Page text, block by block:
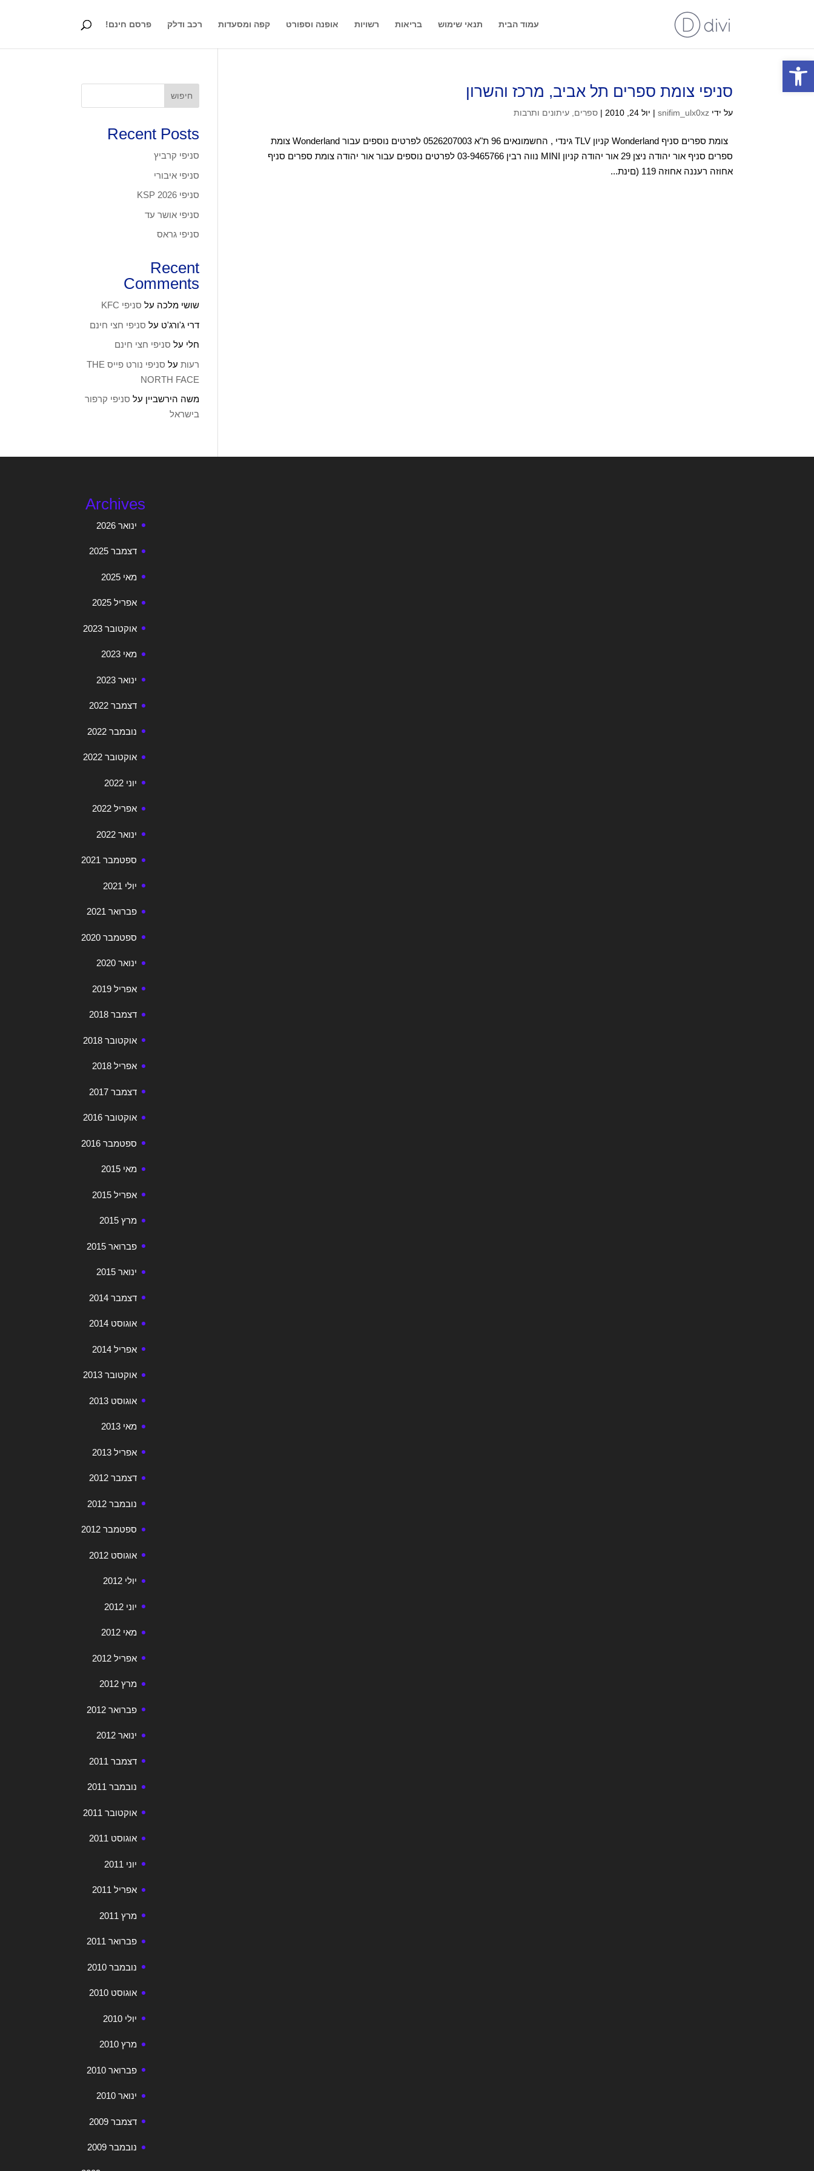
עמוד הבית תנאי שימוש בריאות רשויות אופנה וספורט קפה ומסעדות רכב ודלק פרסם חינם!
סניפי צומת ספרים תל אביב, מרכז והשרון
על ידיsnifim_ulx0xz
| יול 24, 2010 |ספרים, עיתונים ותרבות
צומת ספרים סניף Wonderland קניון TLV גינדי , החשמונאים 96 ת"א 0526207003 לפרטים נוספים עבור Wonderland צומת
ספרים סניף אור יהודה ניצן 29 אור יהודה קניון MINI נווה רבין 03-9465766 לפרטים נוספים עבור אור יהודה צומת ספרים סניף
אחוזה רעננה אחוזה 119 (םינת...
חיפוש
Recent Posts
סניפי קרביץ
סניפי איבורי
סניפי KSP 2026
סניפי אושר עד
סניפי גראס
Recent
Comments
שושי מלכה על סניפי KFC
דרי ג'ורג'ט על סניפי חצי חינם
חלי על סניפי חצי חינם
רעות על
סניפי נורט פייס THE
NORTH FACE
משה הירשביין על סניפי קרפור
בישראל
Archives
ינואר 2026
דצמבר 2025
מאי 2025
אפריל 2025
אוקטובר 2023
מאי 2023
ינואר 2023
דצמבר 2022
נובמבר 2022
אוקטובר 2022
יוני 2022
אפריל 2022
ינואר 2022
ספטמבר 2021
יולי 2021
פברואר 2021
ספטמבר 2020
ינואר 2020
אפריל 2019
דצמבר 2018
אוקטובר 2018
אפריל 2018
דצמבר 2017
אוקטובר 2016
ספטמבר 2016
מאי 2015
אפריל 2015
מרץ 2015
פברואר 2015
ינואר 2015
דצמבר 2014
אוגוסט 2014
אפריל 2014
אוקטובר 2013
אוגוסט 2013
מאי 2013
אפריל 2013
דצמבר 2012
נובמבר 2012
ספטמבר 2012
אוגוסט 2012
יולי 2012
יוני 2012
מאי 2012
אפריל 2012
מרץ 2012
פברואר 2012
ינואר 2012
דצמבר 2011
נובמבר 2011
אוקטובר 2011
אוגוסט 2011
יוני 2011
אפריל 2011
מרץ 2011
פברואר 2011
נובמבר 2010
אוגוסט 2010
יולי 2010
מרץ 2010
פברואר 2010
ינואר 2010
דצמבר 2009
נובמבר 2009
פתח סרגל נגישות